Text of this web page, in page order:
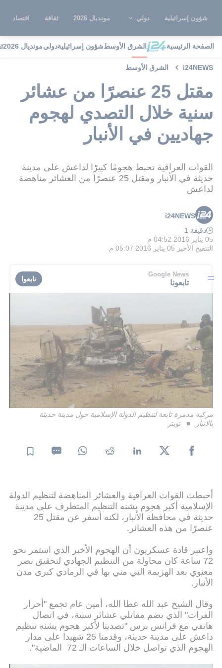
شؤون إسرائيلية دولي مونديال 2026 ثقافة اقتصاد
الصفحة الرئيسية الشرق الأوسطشؤون إسرائيليةدوليمونديال 2026
i24NEWS الشرق الأوسط
مقتل 25 عنصرًا من عشائر
سنية خلال التصدي لهجوم
جهاديين في الأنبار
القوات العراقية تحبط هجومًا كبيرًا لداعش على مدينة
حديثة في الأنبار ومقتل 25 عنصرًا من العشائر مناهضة
لداعش
i24NEWS
دقيقة 1
05 يناير 2016 04:52 م
التنقيح الأخير 05 يناير 2016 05:07 م
Google News
تابعونا تابعوا
مركبة مدمرة تابعة لتنظيم الدولة الإسلامية حول مدينة حديثة
بالانبار
تويتر
أحبطت القوات العراقية والعشائر المناهضة لتنظيم الدولة
الإسلامية أكبر هجوم يشنه التنظيم المتطرف على مدينة
حديثة في محافظة الأنبار، لكنه أسفر عن مقتل 25
عنصرًا من هذه العشائر.
واعتبر قادة عسكريون أن الهجوم الأخير الذي استمر نحو
72 ساعة كان محاولة من التنظيم الجهادي لتحقيق نصر
معنوي بعد الهزيمة التي مني بها في الرمادي كبرى مدن
الأنبار.
وقال الشيخ عبد الله عطا الله، أمين عام تجمع "أحرار
الفرات" الذي يضم مقاتلي عشائر سنية، في اتصال
هاتفي مع فرانس برس "تصدينا لأكبر هجوم يشنه تنظيم
داعش على مدينة حديثة، وقدمنا 25 شهيدا على مدار
الهجوم الذي تواصل خلال الساعات الـ 72 الماضية".